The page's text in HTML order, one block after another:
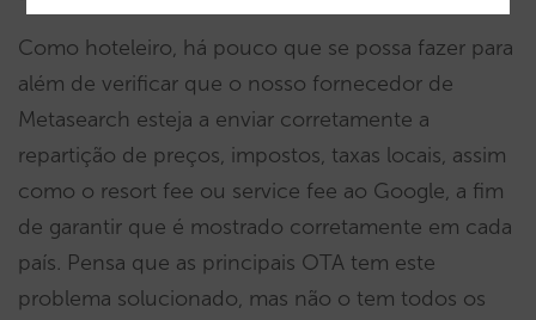
Como hoteleiro, há pouco que se possa fazer para
além de verificar que o nosso fornecedor de
Metasearch esteja a enviar corretamente a
repartição de preços, impostos, taxas locais, assim
como o resort fee ou service fee ao Google, a fim
de garantir que é mostrado corretamente em cada
país. Pensa que as principais OTA tem este
problema solucionado, mas não o tem todos os